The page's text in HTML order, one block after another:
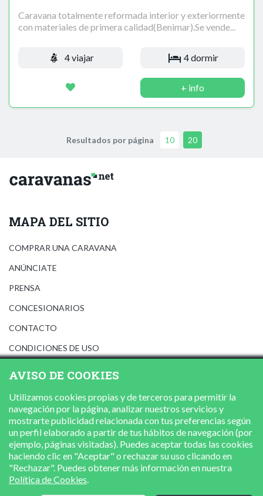
Caravana totalmente reformada interior y exteriormente
con materiales de primera calidad(Benimar).Se vende...
4 viajar 4 dormir
+ info
Resultados por página 10 20
MAPA DEL SITIO
COMPRAR UNA CARAVANA
ANÚNCIATE
PRENSA
CONCESIONARIOS
CONTACTO
CONDICIONES DE USO
POLÍTICA DE COOKIES
AVISO DE COOKIES
Utilizamos cookies propias y de terceros para permitir la
navegación por la página, analizar nuestros servicios y
mostrarte publicidad relacionada con tus preferencias según
un perfil elaborado a partir de tus hábitos de navegación (por
ejemplo, páginas visitadas). Puedes aceptar todas las cookies
haciendo clic en "Aceptar" o rechazar su uso clicando en
"Rechazar". Puedes obtener más información en nuestra
Política de Cookies.